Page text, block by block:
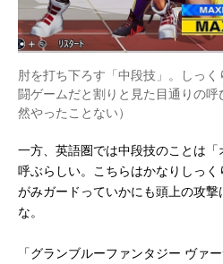
肘を打ち下ろす「中段技」。しっ
闘ゲームだと割りと見た目通りの
然やったことない）
一方、英語圏では中段技のことは
呼ぶらしい。こちらはかなりしっ
がみガードっていかにも頭上の攻
な。
「グランブルーファンタジー ヴァ